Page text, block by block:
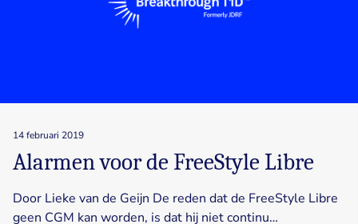
14 februari 2019
Alarmen voor de FreeStyle Libre
Door Lieke van de Geijn De reden dat de FreeStyle Libre
geen CGM kan worden, is dat hij niet continu…